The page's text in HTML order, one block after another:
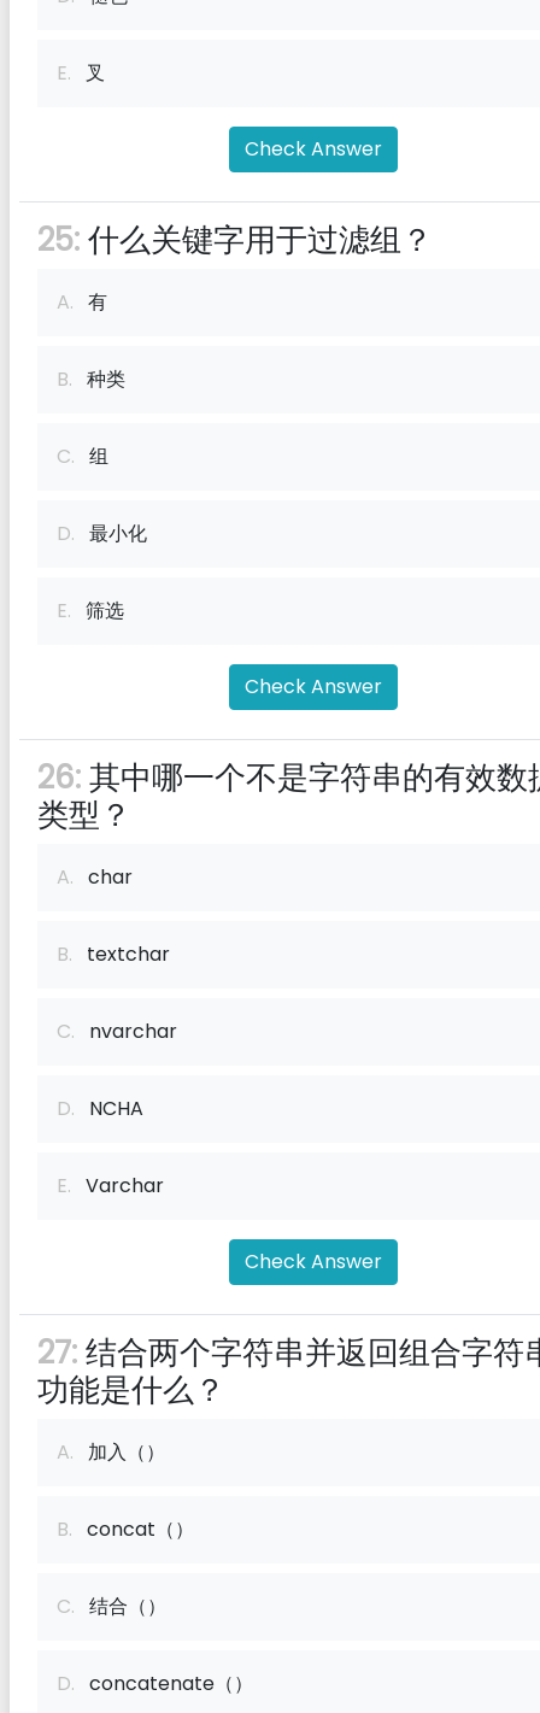
E. 叉
Check Answer
25:什么关键字用于过滤组？
A. 有
B. 种类
C. 组
D. 最小化
E. 筛选
Check Answer
26:其中哪一个不是字符串的有效数
类型？
A. char
B. textchar
C. nvarchar
D. NCHA
E. Varchar
Check Answer
27:结合两个字符串并返回组合字符
功能是什么？
A. 加入（）
B. concat（）
C. 结合（）
D. concatenate（）